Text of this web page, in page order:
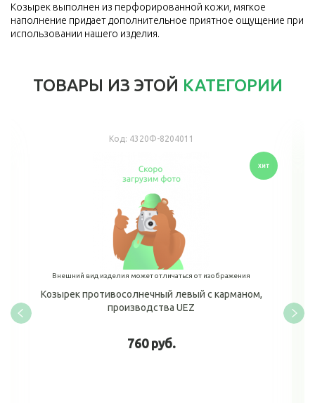
Козырек выполнен из перфорированной кожи, мягкое
наполнение придает дополнительное приятное ощущение при
использовании нашего изделия.
ТОВАРЫ ИЗ ЭТОЙ КАТЕГОРИИ
Код: 4320Ф-8204011
Внешний вид изделия может отличаться от изображения
Козырек противосолнечный левый с карманом,
производства UEZ
760 руб.